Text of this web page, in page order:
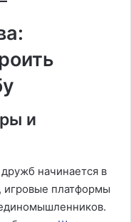
и
начинается в
игровые платформы